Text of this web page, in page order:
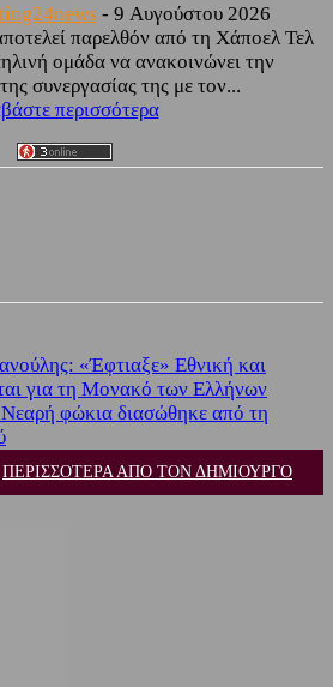
- 9 Αυγούστου 2026
παρελθόν από τη Χάποελ Τελ
ομάδα να ανακοινώνει την
συνεργασίας της με τον...
περισσότερα
«Έφτιαξε» Εθνική και
για τη Μονακό των Ελλήνων
φώκια διασώθηκε από τη
ΠΕΡΙΣΣΟΤΕΡΑ ΑΠΟ ΤΟΝ ΔΗΜΙΟΥΡΓΟ